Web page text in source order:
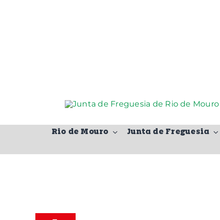
Rio de Mouro Junta de Freguesia
de